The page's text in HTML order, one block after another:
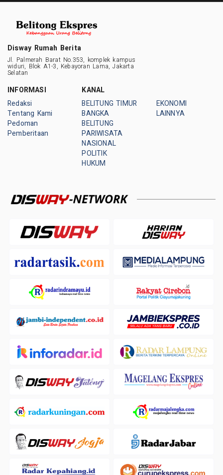
Disway Rumah Berita
Jl. Palmerah Barat No.353, komplek kampus
widuri, Blok A1-3, Kebayoran Lama, Jakarta
Selatan
INFORMASI
Redaksi
Tentang Kami
Pedoman
Pemberitaan
KANAL
BELITUNG TIMUR
BANGKA
BELITUNG
PARIWISATA
NASIONAL
POLITIK
HUKUM
EKONOMI
LAINNYA